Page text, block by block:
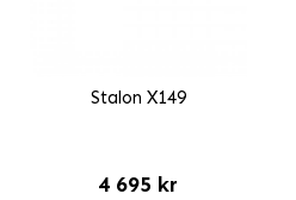
Stalon X149
4 695 kr